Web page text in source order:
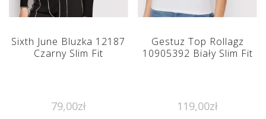
Sixth June Bluzka 12187
Czarny Slim Fit
79,00zł
Gestuz Top Rollagz
10905392 Biały Slim Fit
119,00zł